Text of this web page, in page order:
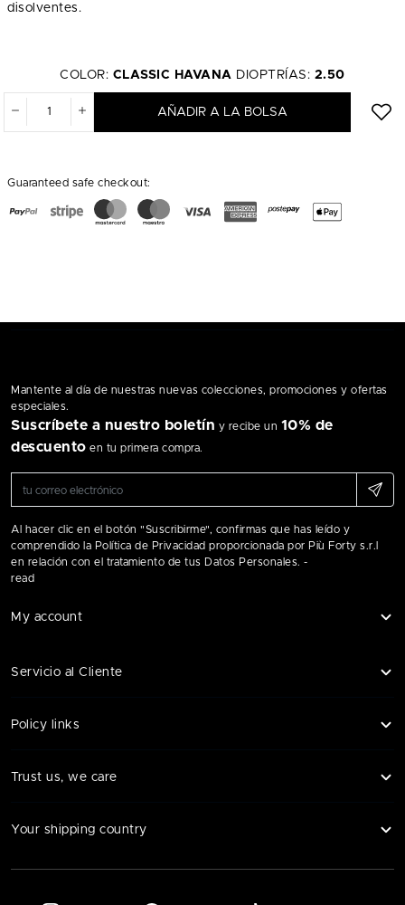
disolventes.
COLOR: CLASSIC HAVANA DIOPTRÍAS: 2.50
AÑADIR A LA BOLSA
Guaranteed safe checkout:
Mantente al día de nuestras nuevas colecciones, promociones y ofertas
especiales.
Suscríbete a nuestro boletín y recibe un 10% de
descuento en tu primera compra.
Al hacer clic en el botón "Suscribirme", confirmas que has leído y
comprendido la Política de Privacidad proporcionada por Più Forty s.r.l
en relación con el tratamiento de tus Datos Personales. -
read
My account
Servicio al Cliente
Policy links
Trust us, we care
Your shipping country